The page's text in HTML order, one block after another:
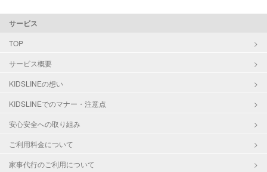
サービス
TOP
サービス概要
KIDSLINEの想い
KIDSLINEでのマナー・注意点
安心安全への取り組み
ご利用料金について
家事代行のご利用について